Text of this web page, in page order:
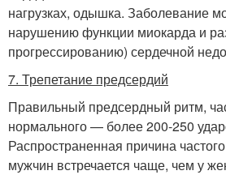
нагрузках, одышка. Заболевание
нарушению функции миокарда и
прогрессированию) сердечной
7. Трепетание предсердий
Правильный предсердный ритм,
нормального — более 200-250
Распространенная причина
мужчин встречается чаще, чем у